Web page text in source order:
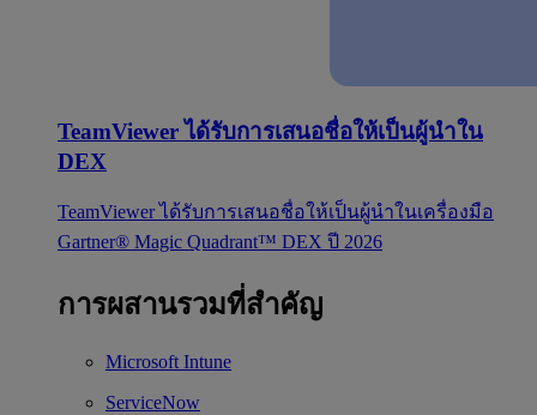
TeamViewer ได้รับการเสนอชื่อให้เป็นผู้นำใน
DEX
TeamViewer ได้รับการเสนอชื่อให้เป็นผู้นำในเครื่องมือ
Gartner® Magic Quadrant™ DEX ปี 2026
การผสานรวมที่สำคัญ
Microsoft Intune
ServiceNow